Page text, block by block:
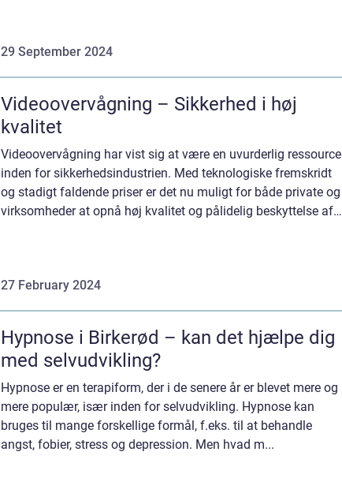
29 September 2024
Videoovervågning – Sikkerhed i høj
kvalitet
Videoovervågning har vist sig at være en uvurderlig ressource
inden for sikkerhedsindustrien. Med teknologiske fremskridt
og stadigt faldende priser er det nu muligt for både private og
virksomheder at opnå høj kvalitet og pålidelig beskyttelse af
27 February 2024
Hypnose i Birkerød – kan det hjælpe dig
med selvudvikling?
Hypnose er en terapiform, der i de senere år er blevet mere og
mere populær, især inden for selvudvikling. Hypnose kan
bruges til mange forskellige formål, f.eks. til at behandle
angst, fobier, stress og depression. Men hvad m...